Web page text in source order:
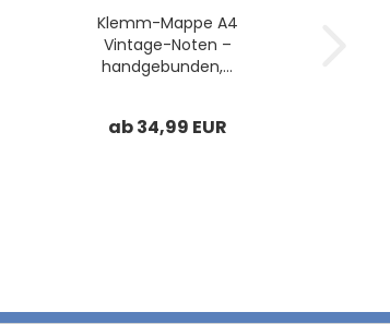
Klemm-​​Mappe A4
Vintage-​​Noten –
hand­ge­bun­den,...
ab 34,99 EUR